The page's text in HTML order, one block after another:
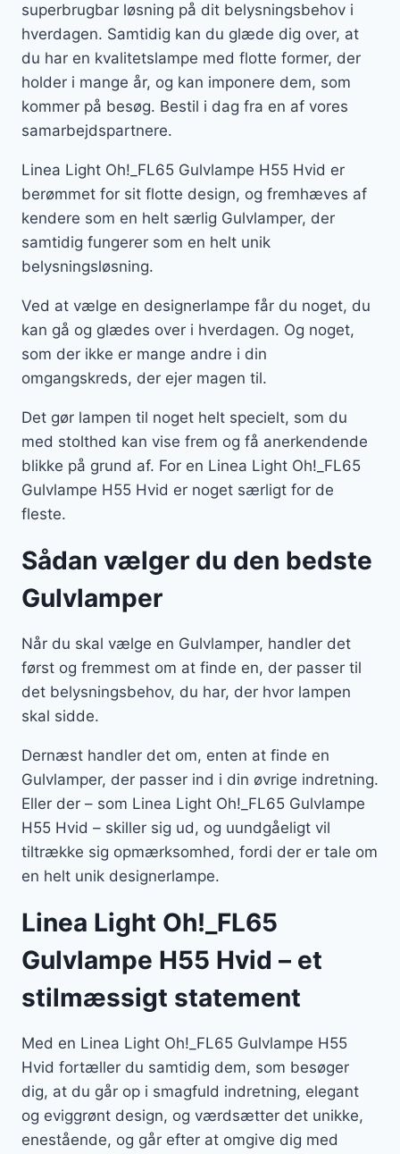
superbrugbar løsning på dit belysningsbehov i
hverdagen. Samtidig kan du glæde dig over, at
du har en kvalitetslampe med flotte former, der
holder i mange år, og kan imponere dem, som
kommer på besøg. Bestil i dag fra en af vores
samarbejdspartnere.
Linea Light Oh!_FL65 Gulvlampe H55 Hvid er
berømmet for sit flotte design, og fremhæves af
kendere som en helt særlig Gulvlamper, der
samtidig fungerer som en helt unik
belysningsløsning.
Ved at vælge en designerlampe får du noget, du
kan gå og glædes over i hverdagen. Og noget,
som der ikke er mange andre i din
omgangskreds, der ejer magen til.
Det gør lampen til noget helt specielt, som du
med stolthed kan vise frem og få anerkendende
blikke på grund af. For en Linea Light Oh!_FL65
Gulvlampe H55 Hvid er noget særligt for de
fleste.
Sådan vælger du den bedste
Gulvlamper
Når du skal vælge en Gulvlamper, handler det
først og fremmest om at finde en, der passer til
det belysningsbehov, du har, der hvor lampen
skal sidde.
Dernæst handler det om, enten at finde en
Gulvlamper, der passer ind i din øvrige indretning.
Eller der – som Linea Light Oh!_FL65 Gulvlampe
H55 Hvid – skiller sig ud, og uundgåeligt vil
tiltrække sig opmærksomhed, fordi der er tale om
en helt unik designerlampe.
Linea Light Oh!_FL65
Gulvlampe H55 Hvid – et
stilmæssigt statement
Med en Linea Light Oh!_FL65 Gulvlampe H55
Hvid fortæller du samtidig dem, som besøger
dig, at du går op i smagfuld indretning, elegant
og eviggrønt design, og værdsætter det unikke,
enestående, og går efter at omgive dig med